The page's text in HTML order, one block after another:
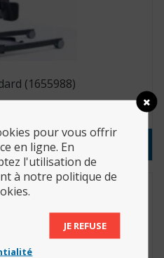
(1655988)
le produit
pour vous offrir
en ligne. En
l'utilisation de
à notre politique de
JE REFUSE